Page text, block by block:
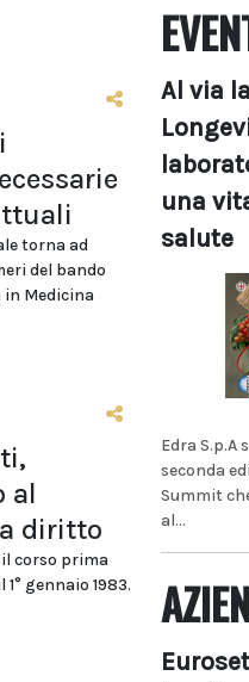
torna ad
del bando
in Medicina
al
diritto
corso prima
gennaio 1983.
Al via
una
salute
Edra S.p.A
seconda
Summit
al...